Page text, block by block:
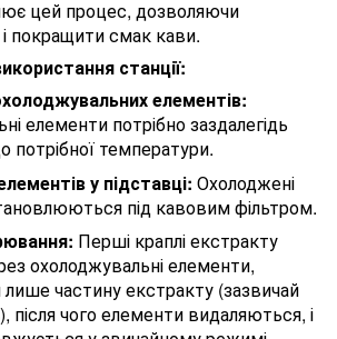
цей процес, дозволяючи
покращити смак кави.
станції:
елементів:
елементи потрібно заздалегідь
потрібної температури.
у підставці: Охолоджені
під кавовим фільтром.
Перші краплі екстракту
охолоджувальні елементи,
частину екстракту (зазвичай
після чого елементи видаляються, і